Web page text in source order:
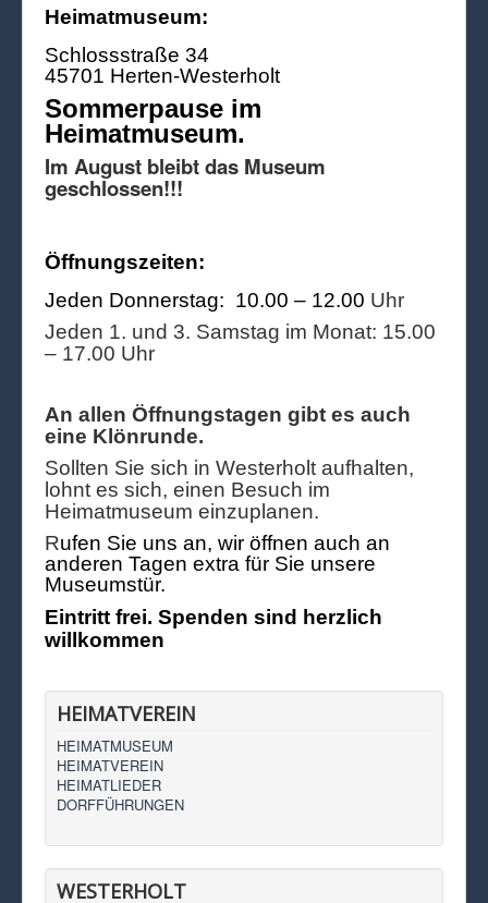
Heimatmuseum:
Schlossstraße 34
45701 Herten-Westerholt
Sommerpause im
Heimatmuseum.
Im August bleibt das Museum
geschlossen!!!
Öffnungszeiten:
Jeden Donnerstag: 10.00 – 12.00 Uhr
Jeden 1. und 3. Samstag im Monat: 15.00
– 17.00 Uhr
An allen Öffnungstagen gibt es auch
eine Klönrunde.
Sollten Sie sich in Westerholt aufhalten,
lohnt es sich, einen Besuch im
Heimatmuseum einzuplanen.
Rufen Sie uns an, wir öffnen auch an
anderen Tagen extra für Sie unsere
Museumstür.
Eintritt frei. Spenden sind herzlich
willkommen
HEIMATVEREIN
HEIMATMUSEUM
HEIMATVEREIN
HEIMATLIEDER
DORFFÜHRUNGEN
WESTERHOLT